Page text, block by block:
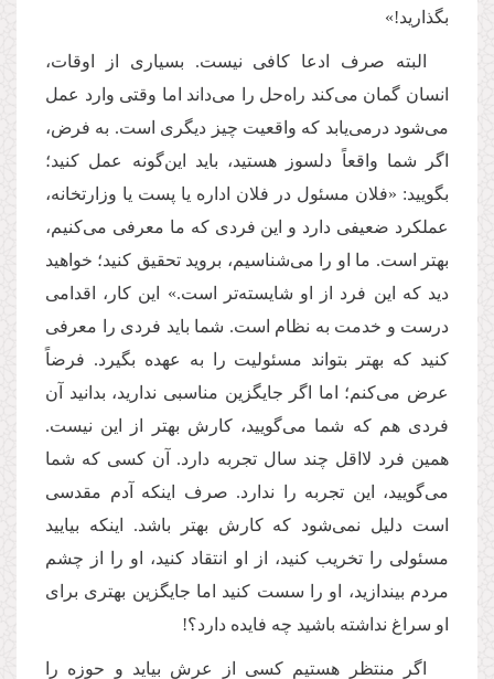
بگذارید!»
البته صرف ادعا کافی نیست. بسیاری از اوقات،
انسان گمان می‌کند راه‌حل را می‌داند اما وقتی وارد عمل
می‌شود درمی‌یابد که واقعیت چیز دیگری است. به فرض،
اگر شما واقعاً دلسوز هستید، باید این‌گونه عمل کنید؛
بگویید: «فلان مسئول در فلان اداره یا پست یا وزارتخانه،
عملکرد ضعیفی دارد و این فردی که ما معرفی می‌کنیم،
بهتر است. ما او را می‌شناسیم، بروید تحقیق کنید؛ خواهید
دید که این فرد از او شایسته‌تر است.» این کار، اقدامی
درست و خدمت به نظام است. شما باید فردی را معرفی
کنید که بهتر بتواند مسئولیت را به ‌عهده بگیرد. فرضاً
عرض می‌کنم؛ اما اگر جایگزین مناسبی ندارید، بدانید آن
فردی هم که شما می‌گویید، کارش بهتر از این نیست.
همین فرد لااقل چند سال تجربه دارد. آن‌ کسی که شما
می‌گویید، این تجربه را ندارد. صرف اینکه آدم مقدسی
است دلیل نمی‌شود که کارش بهتر باشد. اینکه بیایید
مسئولی را تخریب کنید، از او انتقاد کنید، او را از چشم
مردم بیندازید، او را سست کنید اما جایگزین بهتری برای
او سراغ نداشته باشید چه فایده دارد؟!
اگر منتظر هستیم کسی از عرش بیاید و حوزه را